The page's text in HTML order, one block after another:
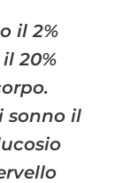
il 2%
20%
sonno il